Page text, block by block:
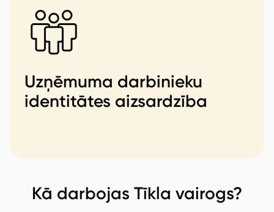
Uzņēmuma darbinieku
identitātes aizsardzība
Kā darbojas Tīkla vairogs?